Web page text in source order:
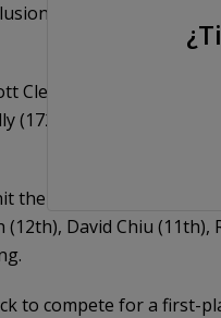
of Day 2, a big lead
Clements (384,000),
(172,000), and Oxana
the money at 16 players,
(12th), David Chiu
to compete for a first-